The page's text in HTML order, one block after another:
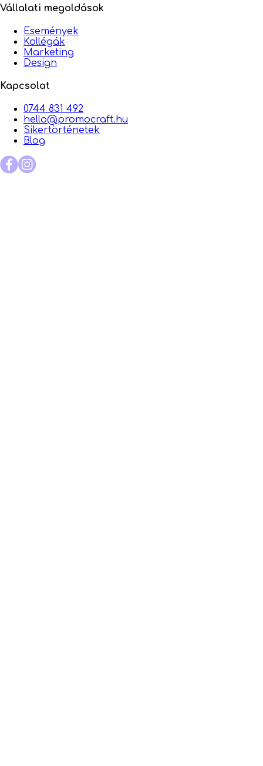
Vállalati megoldások
Események
Kollégák
Marketing
Design
Kapcsolat
0744 831 492
hello@promocraft.hu
Sikertörténetek
Blog